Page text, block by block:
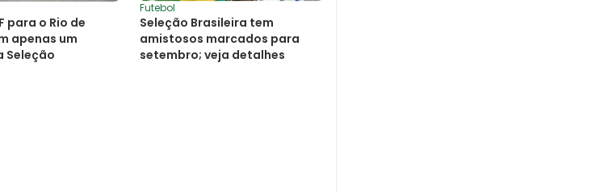
para o Rio de
apenas um
Seleção
Futebol
Seleção Brasileira tem
amistosos marcados para
setembro; veja detalhes